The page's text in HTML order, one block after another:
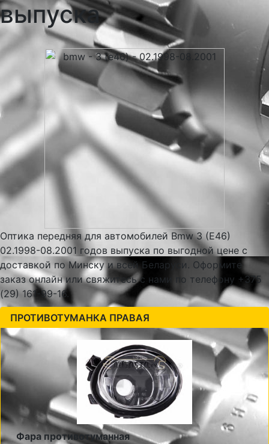
выпуска
Оптика передняя для автомобилей Bmw 3 (E46)
02.1998-08.2001 годов выпуска по выгодной цене с
доставкой по Минску и всей Беларуси. Оформите
заказ онлайн или свяжитесь с нами по телефону +375
(29) 161-99-16.
ПРОТИВОТУМАНКА ПРАВАЯ
Фара противотуманная